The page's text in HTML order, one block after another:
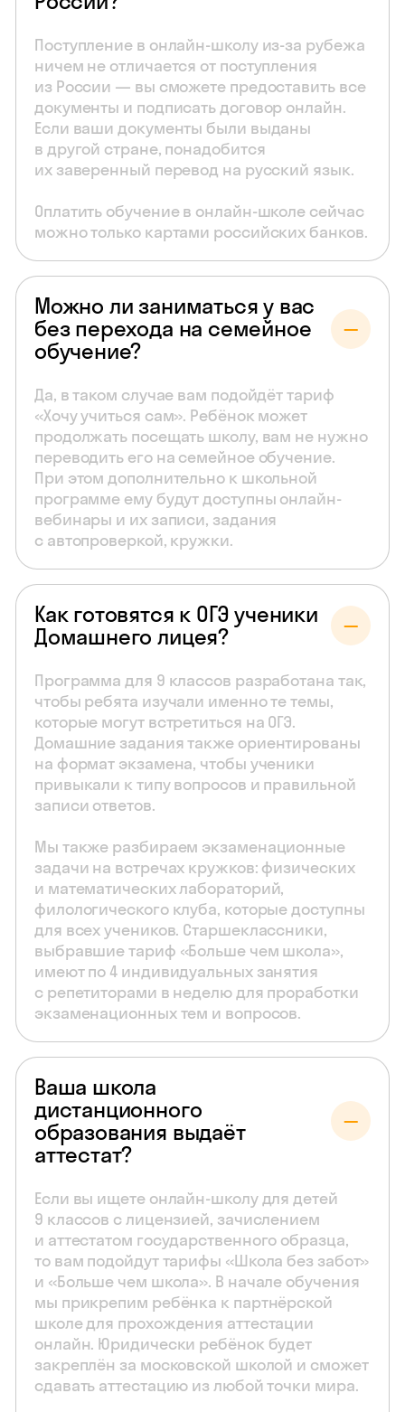
Поступление в онлайн-школу из-за рубежа
ничем не отличается от поступления
из России — вы сможете предоставить все
документы и подписать договор онлайн.
Если ваши документы были выданы
в другой стране, понадобится
их заверенный перевод на русский язык.
Оплатить обучение в онлайн-школе сейчас
можно только картами российских банков.
Можно ли заниматься у вас
без перехода на семейное
обучение?
Да, в таком случае вам подойдёт тариф
«Хочу учиться сам». Ребёнок может
продолжать посещать школу, вам не нужно
переводить его на семейное обучение.
При этом дополнительно к школьной
программе ему будут доступны онлайн-
вебинары и их записи, задания
с автопроверкой, кружки.
Как готовятся к ОГЭ ученики
Домашнего лицея?
Программа для 9 классов разработана так,
чтобы ребята изучали именно те темы,
которые могут встретиться на ОГЭ.
Домашние задания также ориентированы
на формат экзамена, чтобы ученики
привыкали к типу вопросов и правильной
записи ответов.
Мы также разбираем экзаменационные
задачи на встречах кружков: физических
и математических лабораторий,
филологического клуба, которые доступны
для всех учеников. Старшеклассники,
выбравшие тариф «Больше чем школа»,
имеют по 4 индивидуальных занятия
с репетиторами в неделю для проработки
экзаменационных тем и вопросов.
Ваша школа
дистанционного
образования выдаёт
аттестат?
Если вы ищете онлайн-школу для детей
9 классов с лицензией, зачислением
и аттестатом государственного образца,
то вам подойдут тарифы «Школа без забот»
и «Больше чем школа». В начале обучения
мы прикрепим ребёнка к партнёрской
школе для прохождения аттестации
онлайн. Юридически ребёнок будет
закреплён за московской школой и сможет
сдавать аттестацию из любой точки мира.